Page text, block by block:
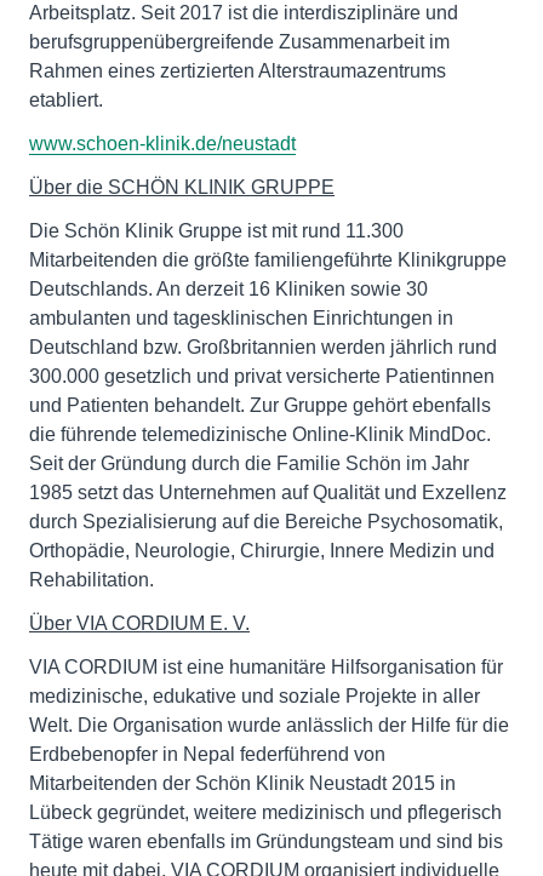
Arbeitsplatz. Seit 2017 ist die interdisziplinäre und
berufsgruppenübergreifende Zusammenarbeit im
Rahmen eines zertizierten Alterstraumazentrums
etabliert.
www.schoen-klinik.de/neustadt
Über die SCHÖN KLINIK GRUPPE
Die Schön Klinik Gruppe ist mit rund 11.300
Mitarbeitenden die größte familiengeführte Klinikgruppe
Deutschlands. An derzeit 16 Kliniken sowie 30
ambulanten und tagesklinischen Einrichtungen in
Deutschland bzw. Großbritannien werden jährlich rund
300.000 gesetzlich und privat versicherte Patientinnen
und Patienten behandelt. Zur Gruppe gehört ebenfalls
die führende telemedizinische Online-Klinik MindDoc.
Seit der Gründung durch die Familie Schön im Jahr
1985 setzt das Unternehmen auf Qualität und Exzellenz
durch Spezialisierung auf die Bereiche Psychosomatik,
Orthopädie, Neurologie, Chirurgie, Innere Medizin und
Rehabilitation.
Über VIA CORDIUM E. V.
VIA CORDIUM ist eine humanitäre Hilfsorganisation für
medizinische, edukative und soziale Projekte in aller
Welt. Die Organisation wurde anlässlich der Hilfe für die
Erdbebenopfer in Nepal federführend von
Mitarbeitenden der Schön Klinik Neustadt 2015 in
Lübeck gegründet, weitere medizinisch und pflegerisch
Tätige waren ebenfalls im Gründungsteam und sind bis
heute mit dabei. VIA CORDIUM organisiert individuelle